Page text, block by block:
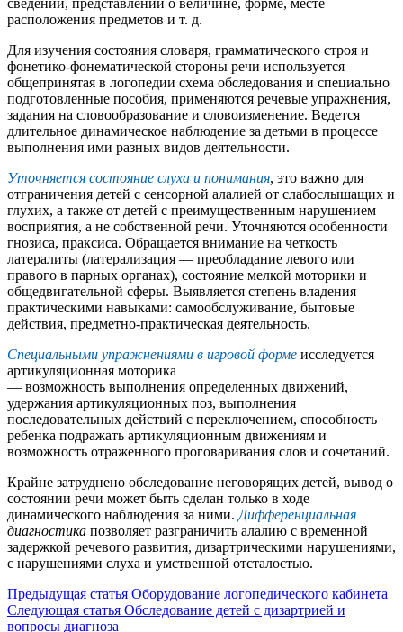
расположения предметов и т. д.
Для изучения состояния словаря, грамматического строя и
фонетико-фонематической стороны речи используется
общепринятая в логопедии схема обследования и специально
подготовленные пособия, применяются речевые упражнения,
задания на словообразование и словоизменение. Ведется
длительное динамическое наблюдение за детьми в процессе
выполнения ими разных видов деятельности.
Уточняется состояние слуха и понимания, это важно для
отграничения детей с сенсорной алалией от слабослышащих и
глухих, а также от детей с преимущественным нарушением
восприятия, а не собственной речи. Уточняются особенности
гнозиса, праксиса. Обращается внимание на четкость
латералиты (латерализация — преобладание левого или
правого в парных органах), состояние мелкой моторики и
общедвигательной сферы. Выявляется степень владения
практическими навыками: самообслуживание, бытовые
действия, предметно-практическая деятельность.
Специальными упражнениями в игровой форме исследуется
артикуляционная моторика
— возможность выполнения определенных движений,
удержания артикуляционных поз, выполнения
последовательных действий с переключением, способность
ребенка подражать артикуляционным движениям и
возможность отраженного проговаривания слов и сочетаний.
Крайне затруднено обследование неговорящих детей, вывод о
состоянии речи может быть сделан только в ходе
динамического наблюдения за ними. Дифференциальная
диагностика позволяет разграничить алалию с временной
задержкой речевого развития, дизартрическими нарушениями,
с нарушениями слуха и умственной отсталостью.
Предыдущая статья Оборудование логопедического кабинета
Следующая статья Обследование детей с дизартрией и
вопросы диагноза